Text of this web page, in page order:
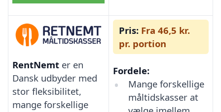
RentNemt er en
Dansk udbyder med
stor fleksibilitet,
mange forskellige
Pris: Fra 46,5 kr.
pr. portion
Fordele:
Mange forskellige
måltidskasser at